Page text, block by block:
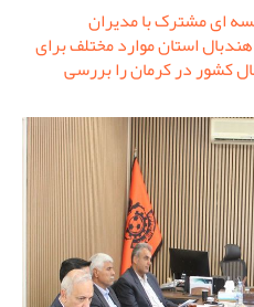
ای مشترک با مدیران
استان موارد مختلف برای
کشور در کرمان را بررسی